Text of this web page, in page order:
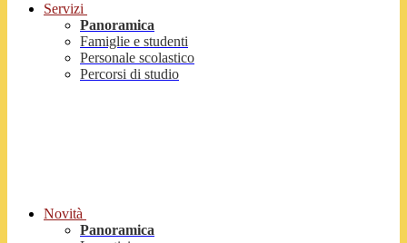
Servizi
Panoramica
Famiglie e studenti
Personale scolastico
Percorsi di studio
Novità
Panoramica